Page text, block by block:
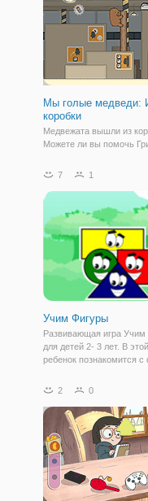
талантливым
Мы голые медведи:
коробки
Медвежата вышли из
Можете ли вы помочь
выбраться из склада,
Решите какую-нибудь
головоломку, чтобы
возможность пересечь
платформу,
7 1
Учим Фигуры
Развивающая игра Учим
для детей 2- 3 лет. В
ребенок познакомится
квадраты,
не знаком с основными
2 0